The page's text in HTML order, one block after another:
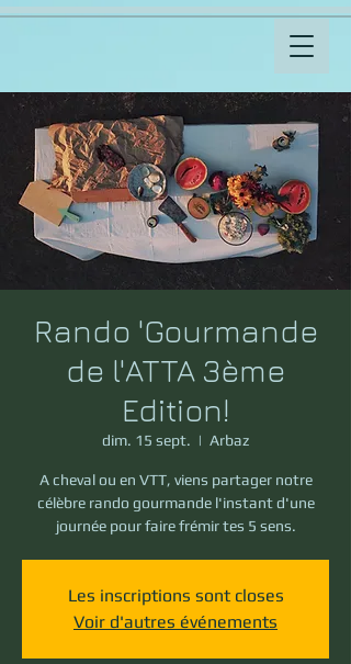
Rando 'Gourmande
de l'ATTA 3ème
Edition!
dim. 15 sept.
  |
Arbaz
A cheval ou en VTT, viens partager notre
célèbre rando gourmande l'instant d'une
journée pour faire frémir tes 5 sens.
Les inscriptions sont closes
Voir d'autres événements